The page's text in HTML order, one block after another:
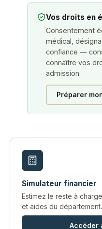
Vos droits en
Consentement
médical,
confiance —
connaître vos
admission.
Préparer
Simulateur financier
Estimez le reste à
et aides du département.
Accéder